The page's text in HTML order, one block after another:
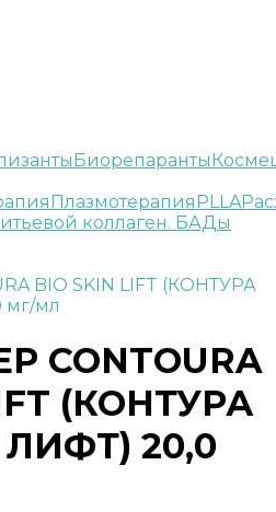
Биорепаранты
ПлазмотерапияPLLA
коллаген. БАДы
BIO SKIN LIFT (КОНТУРА
мл
CONTOURA
(КОНТУРА
20,0